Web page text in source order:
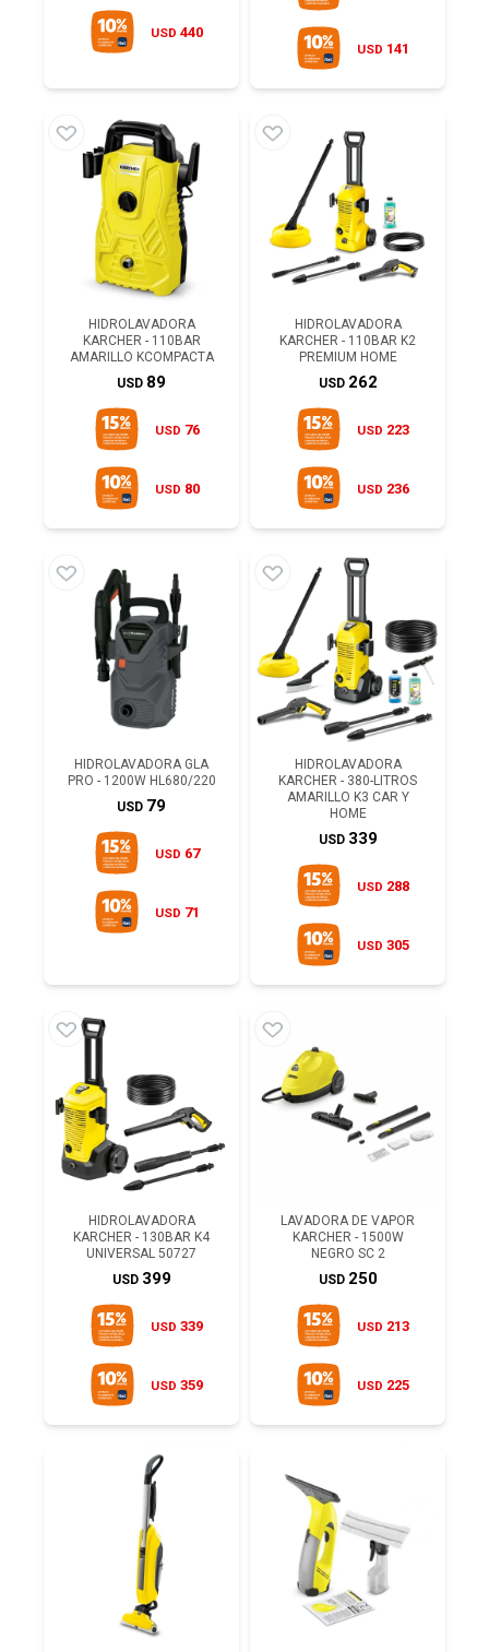
USD 440
USD 141
HIDROLAVADORA
KARCHER - 110BAR
AMARILLO KCOMPACTA
USD 89
USD 76
USD 80
HIDROLAVADORA
KARCHER - 110BAR K2
PREMIUM HOME
USD 262
USD 223
USD 236
HIDROLAVADORA GLA
PRO - 1200W HL680/220
USD 79
USD 67
USD 71
HIDROLAVADORA
KARCHER - 380-LITROS
AMARILLO K3 CAR Y
HOME
USD 339
USD 288
USD 305
HIDROLAVADORA
KARCHER - 130BAR K4
UNIVERSAL 50727
USD 399
USD 339
USD 359
LAVADORA DE VAPOR
KARCHER - 1500W
NEGRO SC 2
USD 250
USD 213
USD 225